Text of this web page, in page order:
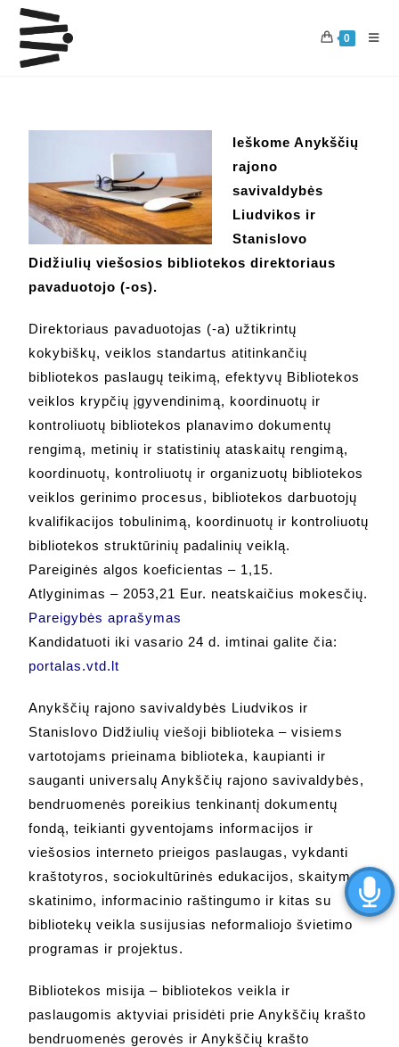
0
Ieškome Anykščių
rajono
savivaldybės
Liudvikos ir
Stanislovo
Didžiulių viešosios bibliotekos direktoriaus
pavaduotojo (-os).
Direktoriaus pavaduotojas (-a) užtikrintų
kokybiškų, veiklos standartus atitinkančių
bibliotekos paslaugų teikimą, efektyvų Bibliotekos
veiklos krypčių įgyvendinimą, koordinuotų ir
kontroliuotų bibliotekos planavimo dokumentų
rengimą, metinių ir statistinių ataskaitų rengimą,
koordinuotų, kontroliuotų ir organizuotų bibliotekos
veiklos gerinimo procesus, bibliotekos darbuotojų
kvalifikacijos tobulinimą, koordinuotų ir kontroliuotų
bibliotekos struktūrinių padalinių veiklą.
Pareiginės algos koeficientas – 1,15.
Atlyginimas – 2053,21 Eur. neatskaičius mokesčių.
Pareigybės aprašymas
Kandidatuoti iki vasario 24 d. imtinai galite čia:
portalas.vtd.lt
Anykščių rajono savivaldybės Liudvikos ir
Stanislovo Didžiulių viešoji biblioteka – visiems
vartotojams prieinama biblioteka, kaupianti ir
sauganti universalų Anykščių rajono savivaldybės,
bendruomenės poreikius tenkinantį dokumentų
fondą, teikianti gyventojams informacijos ir
viešosios interneto prieigos paslaugas, vykdanti
kraštotyros, sociokultūrinės edukacijos, skaitymo
skatinimo, informacinio raštingumo ir kitas su
bibliotekų veikla susijusias neformaliojo švietimo
programas ir projektus.
Bibliotekos misija – bibliotekos veikla ir
paslaugomis aktyviai prisidėti prie Anykščių krašto
bendruomenės gerovės ir Anykščių krašto